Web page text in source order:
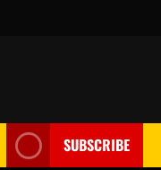
SUBSCRIBE